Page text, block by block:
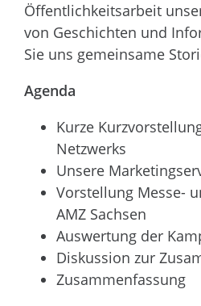
Öffentlichkeitsarbeit
von Geschichten und
Sie uns gemeinsame
Agenda
Kurze
Netzwerks
Unsere
Vorstellung Messe-
AMZ Sachsen
Auswertung der
Diskussion zur
Zusammenfassung